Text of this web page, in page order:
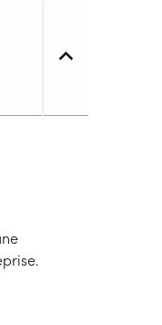
et
du PSC1
de non